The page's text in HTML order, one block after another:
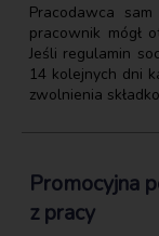
Pracodawca
pracownik mógł
Jeśli regulamin
14 kolejnych dni
zwolnienia
Promocyjna
z pracy